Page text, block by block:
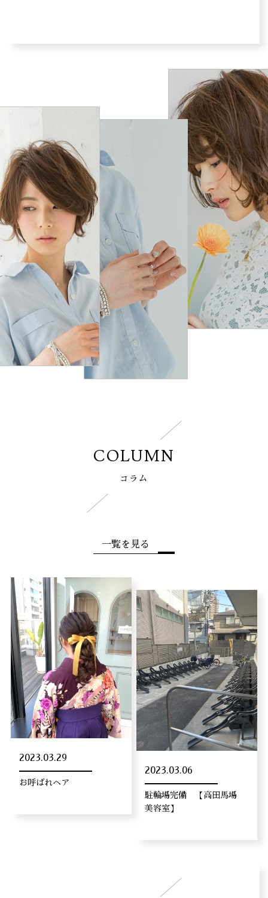
COLUMN
コラム
一覧を見る
2023.03.29
お呼ばれヘア
2023.03.06
駐輪場完備 【高田馬場
美容室】